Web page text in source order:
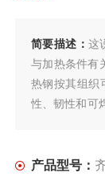
简要描述：这
与加热条件有
热钢按其组织
性、韧性和可
产品型号：